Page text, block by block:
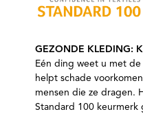
GEZONDE KLEDING:
Eén ding weet u met
helpt schade
mensen die ze dragen.
Standard 100 keurmerk